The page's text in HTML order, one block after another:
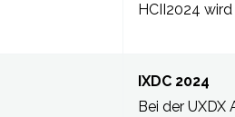
HCII2024
IXDC 2024
Bei der